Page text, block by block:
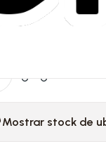
Comprar
Agregar a la
Mostrar stock de